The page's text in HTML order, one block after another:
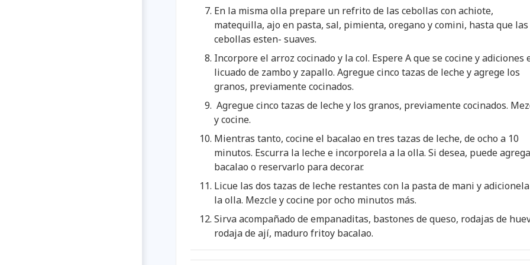
En la misma olla prepare un refrito de las cebollas con achiote,
matequilla, ajo en pasta, sal, pimienta, oregano y comini, hasta que las
cebollas esten- suaves.
Incorpore el arroz cocinado y la col. Espere A que se cocine y adiciones
licuado de zambo y zapallo. Agregue cinco tazas de leche y agrege los
granos, previamente cocinados.
Agregue cinco tazas de leche y los granos, previamente cocinados.
y cocine.
Mientras tanto, cocine el bacalao en tres tazas de leche, de ocho a 10
minutos. Escurra la leche e incorporela a la olla. Si desea, puede
bacalao o reservarlo para decorar.
Licue las dos tazas de leche restantes con la pasta de mani y
la olla. Mezcle y cocine por ocho minutos más.
Sirva acompañado de empanaditas, bastones de queso, rodajas de
rodaja de ají, maduro fritoy bacalao.